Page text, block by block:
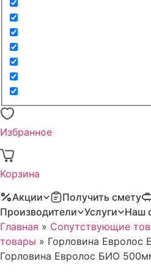
Избранное
Корзина
Акции
Получить смету
Производители
Услуги Наш
Главная » Сопутствующие
товары » Горловина
Горловина Евролос БИО